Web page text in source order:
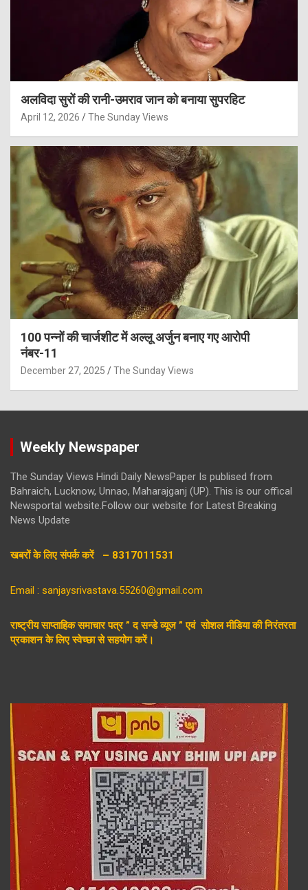
अलविदा सुरों की रानी-उमराव जान को बनाया सुपरहिट
April 12, 2026 The Sunday Views
100 पन्नों की चार्जशीट में अल्लू अर्जुन बनाए गए आरोपी
नंबर-11
December 27, 2025 The Sunday Views
Weekly Newspaper
The Sunday Views Hindi Daily NewsPaper Is publised from
Bahraich, Lucknow, Unnao, Maharajganj (UP). This is our offical
Newsportal website.Follow our website for Latest Breaking
News Update
खबरों के लिए संपर्क करें – 8317011531
Email : sanjaysrivastava.55260@gmail.com
राष्ट्रीय साप्ताहिक समाचार पत्र ” द सन्डे व्यूज ” एवं सोशल मीडिया की निरंतरता
प्रकाशन के लिए स्वेच्छा से सहयोग करें।